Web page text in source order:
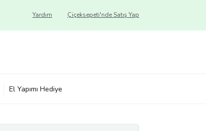
Çiçeksepeti'nde Satış Yap
Yardım
El Yapımı Hediye